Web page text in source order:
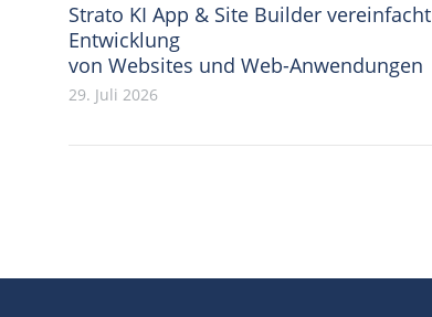
Strato KI App & Site Builder vereinfacht
Entwicklung
von Websites und Web-Anwendungen
29. Juli 2026